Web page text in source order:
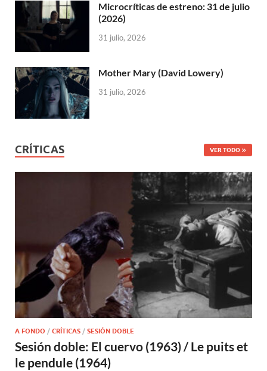
Microcríticas de estreno: 31 de julio
(2026)
31 julio, 2026
Mother Mary (David Lowery)
31 julio, 2026
CRÍTICAS VER TODO
A FONDO / CRÍTICAS / SESIÓN DOBLE
Sesión doble: El cuervo (1963) / Le puits et
le pendule (1964)